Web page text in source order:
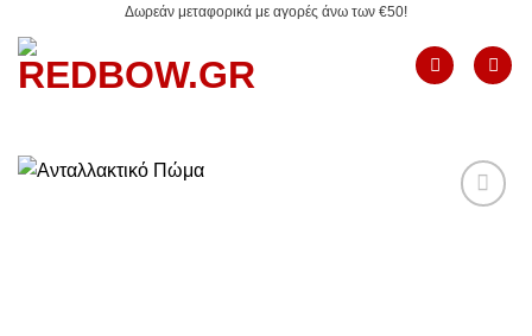
στο
περιεχόμενο
Δωρεάν μεταφορικά με αγορές άνω των €50!